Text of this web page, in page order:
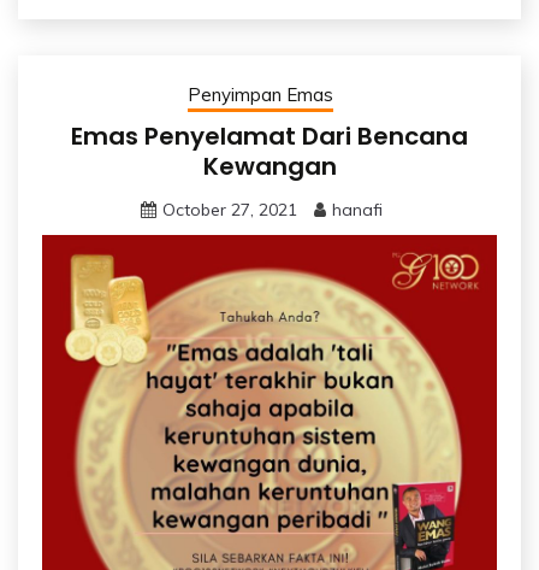
Penyimpan Emas
Emas Penyelamat Dari Bencana
Kewangan
October 27, 2021 hanafi